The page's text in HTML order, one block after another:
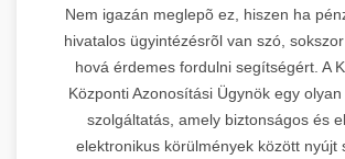
Nem igazán meglepõ ez, hiszen ha
hivatalos ügyintézésrõl van szó,
hová érdemes fordulni segítségért. A
Központi Azonosítási Ügynök egy
szolgáltatás, amely biztonságos és
elektronikus körülmények között nyújt